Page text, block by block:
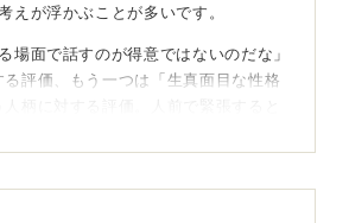
えが浮かぶことが多いです。
場面で話すのが得意ではないのだな」
る評価、もう一つは「生真面目な性格
柄に対する評価。人前で緊張すると
が多いからです。